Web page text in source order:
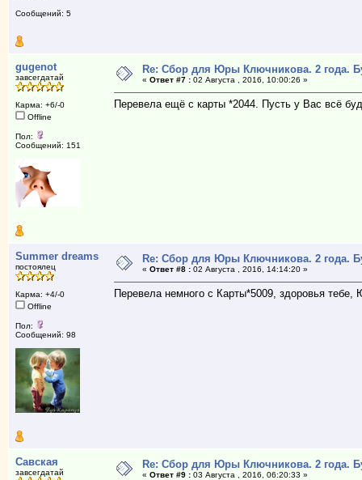
Сообщений: 5
gugenot
завсегдатай
Карма: +6/-0
Offline
Пол:
Сообщений: 151
Re: Сбор для Юры Ключникова. 2 года.
« Ответ #7 :02 Августа , 2016, 10:00:26 »
Перевела ещё с карты *2044. Пусть у Вас всё
Summer dreams
постоялец
Карма: +4/-0
Offline
Пол:
Сообщений: 98
Re: Сбор для Юры Ключникова. 2 года.
« Ответ #8 :02 Августа , 2016, 14:14:20 »
Перевела немного с Карты*5009, здоровья
Савская
завсегдатай
Re: Сбор для Юры Ключникова. 2 года.
« Ответ #9 :03 Августа , 2016, 06:20:33 »